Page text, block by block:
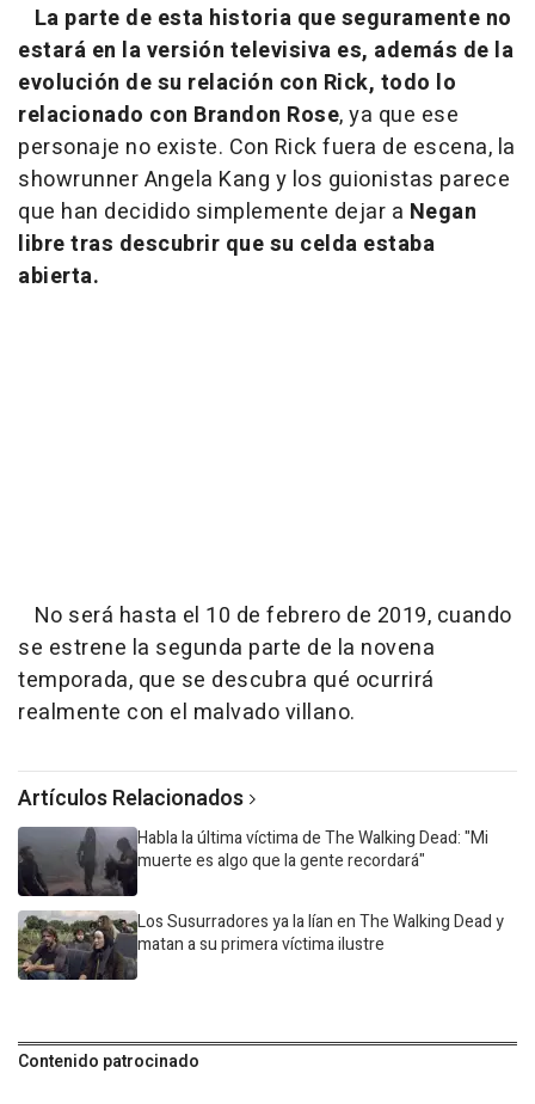
La parte de esta historia que seguramente no
estará en la versión televisiva es, además de la
evolución de su relación con Rick, todo lo
relacionado con Brandon Rose, ya que ese
personaje no existe. Con Rick fuera de escena, la
showrunner Angela Kang y los guionistas parece
que han decidido simplemente dejar a Negan
libre tras descubrir que su celda estaba
abierta.
No será hasta el 10 de febrero de 2019, cuando
se estrene la segunda parte de la novena
temporada, que se descubra qué ocurrirá
realmente con el malvado villano.
Artículos Relacionados
Habla la última víctima de The Walking Dead: "Mi
muerte es algo que la gente recordará"
Los Susurradores ya la lían en The Walking Dead y
matan a su primera víctima ilustre
Contenido patrocinado